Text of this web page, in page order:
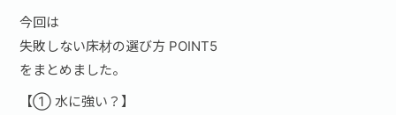
今回は
失敗しない床材の選び方 POINT5
をまとめました。
【① 水に強い？】